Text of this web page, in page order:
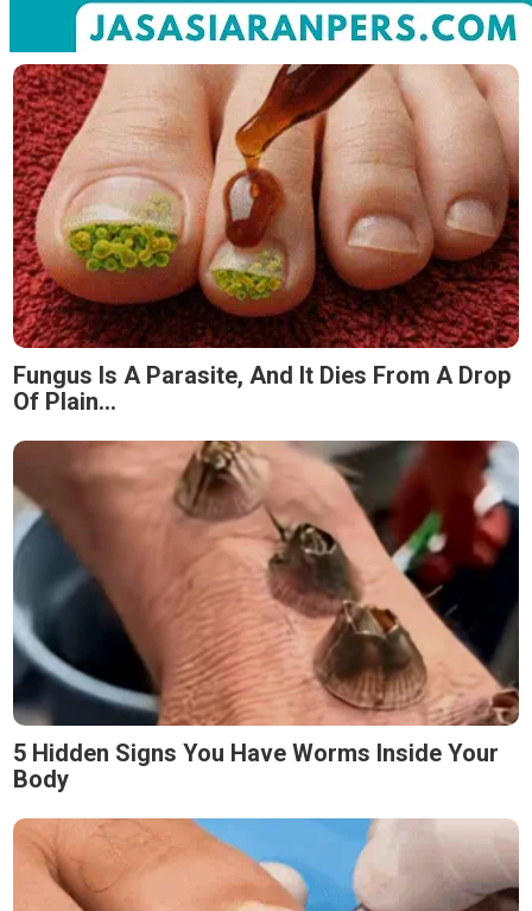
Fungus Is A Parasite, And It Dies From A Drop
Of Plain...
5 Hidden Signs You Have Worms Inside Your
Body